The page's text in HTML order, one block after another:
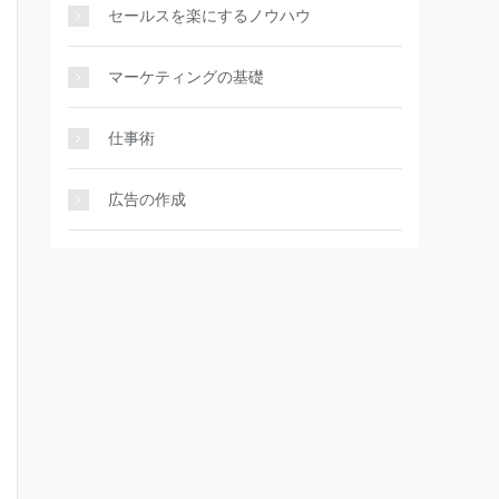
セールスを楽にするノウハウ
マーケティングの基礎
仕事術
広告の作成